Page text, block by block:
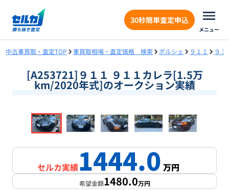
30秒簡単査定申込
メニュー
中古車買取・査定TOP 車買取相場・査定価格 検索 ポルシェ ９１１ ９
[A253721]９１１ ９１１カレラ[1.5万
km/2020年式]のオークション実績
1/18
セルカ実績1444.0万円
希望金額1480.0万円